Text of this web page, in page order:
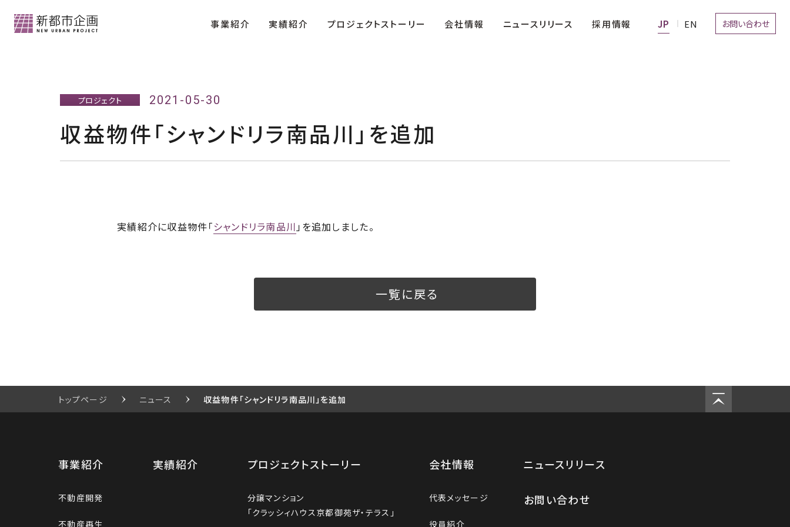
事業紹介 実績紹介 プロジェクトストーリー 会社情報
会社情報トップ
沿革
ニュースリリース 採用情報 お問い合わせ
プロジェクト 2021-05-30
収益物件「シャンドリラ南品川」を追加
実績紹介に収益物件「シャンドリラ南品川」を追加しました。
一覧に戻る
トップページ ニュース 収益物件「シャンドリラ南品川」を追加
事業紹介
不動産開発
不動産再生
実績紹介 プロジェクトストーリー
分譲マンション
「クラッシィハウス京都御苑ザ・テラス」
会社情報
代表メッセージ
役員紹介
ニュースリリース
お問い合わせ